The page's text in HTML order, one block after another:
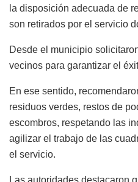
la disposición adecuada de
son retirados por el servicio
Desde el municipio
vecinos para garantizar el
En ese sentido,
residuos verdes, restos de
escombros, respetando las
agilizar el trabajo de las
el servicio.
Las autoridades destacaron